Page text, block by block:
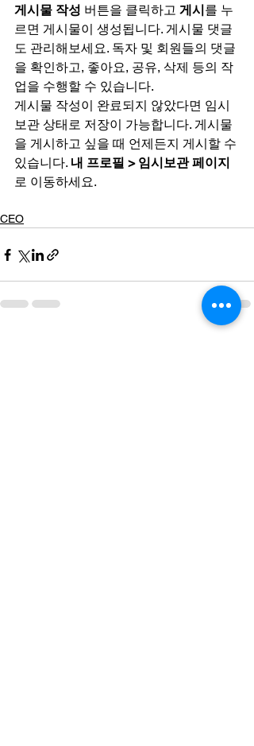
게시물 작성 버튼을 클릭하고 게시를 누
르면 게시물이 생성됩니다. 게시물 댓글
도 관리해보세요. 독자 및 회원들의 댓글
을 확인하고, 좋아요, 공유, 삭제 등의 작
업을 수행할 수 있습니다.
게시물 작성이 완료되지 않았다면 임시
보관 상태로 저장이 가능합니다. 게시물
을 게시하고 싶을 때 언제든지 게시할 수
있습니다. 내 프로필 > 임시보관 페이지
로 이동하세요.
CEO